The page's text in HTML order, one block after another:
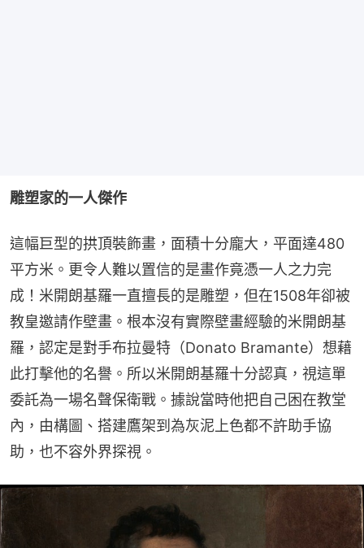
雕塑家的一人傑作
這幅巨型的拱頂裝飾畫，面積十分龐大，平面達480
平方米。更令人難以置信的是畫作竟憑一人之力完
成！米開朗基羅一直擅長的是雕塑，但在1508年卻被
教皇邀請作壁畫。根本沒有實際壁畫經驗的米開朗基
羅，認定是對手布拉曼特（Donato Bramante）想藉
此打擊他的名譽。所以米開朗基羅十分認真，視這單
委託為一場名聲保衛戰。據說當時他把自己困在教堂
內，由構圖、搭建鷹架到為灰泥上色都不許助手協
助，也不容外界探視。